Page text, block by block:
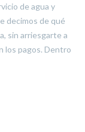
de agua y
decimos de qué
sin arriesgarte a
los pagos. Dentro